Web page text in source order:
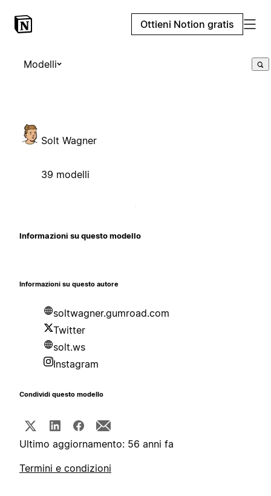
Ottieni Notion gratis
Modelli
Solt Wagner
39 modelli
Informazioni su questo modello
Informazioni su questo autore
soltwagner.gumroad.com
Twitter
solt.ws
Instagram
Condividi questo modello
Ultimo aggiornamento: 56 anni fa
Termini e condizioni